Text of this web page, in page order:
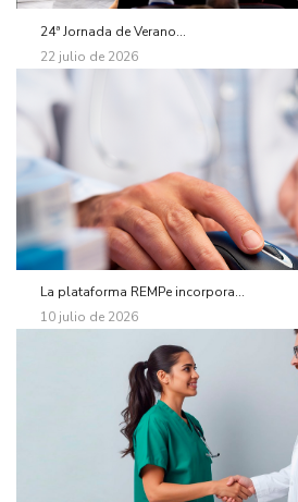
24ª Jornada de Verano...
22 julio de 2026
La plataforma REMPe incorpora...
10 julio de 2026